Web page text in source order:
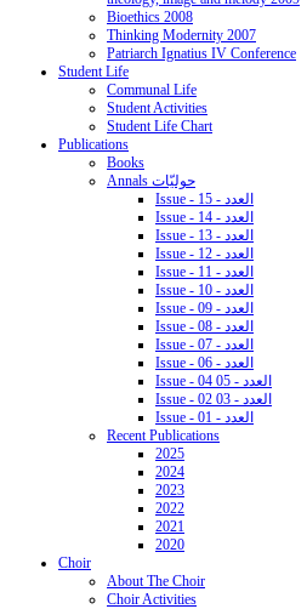
Bioethics 2008
Thinking Modernity 2007
Patriarch Ignatius IV Conference
Student Life
Communal Life
Student Activities
Student Life Chart
Publications
Books
Annals حوليّات
Issue - 15 - العدد
Issue - 14 - العدد
Issue - 13 - العدد
Issue - 12 - العدد
Issue - 11 - العدد
Issue - 10 - العدد
Issue - 09 - العدد
Issue - 08 - العدد
Issue - 07 - العدد
Issue - 06 - العدد
Issue - 04 05 - العدد
Issue - 02 03 - العدد
Issue - 01 - العدد
Recent Publications
2025
2024
2023
2022
2021
2020
Choir
About The Choir
Choir Activities